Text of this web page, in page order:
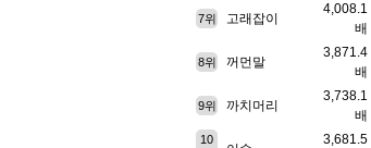
7위 고래잡이
4,008.1
배
8위 꺼먼말
3,871.4
배
9위 까치머리
3,738.1
배
10
3,681.5